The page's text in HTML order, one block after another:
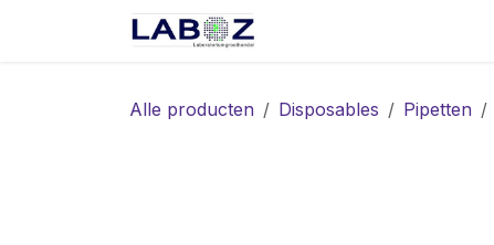
Alle producten Disposables Pipetten